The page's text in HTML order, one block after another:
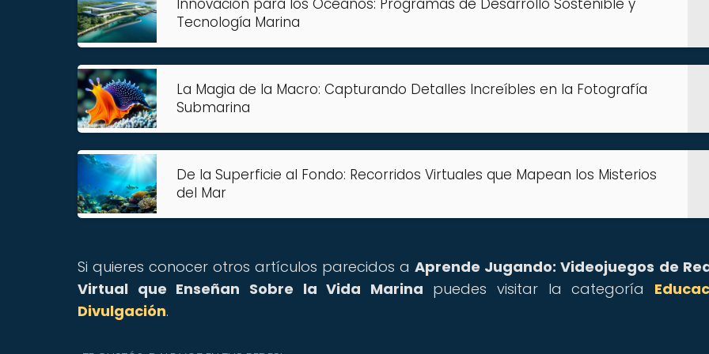
Innovación para los Océanos: Programas de Desarrollo Sostenible y
Tecnología Marina
La Magia de la Macro: Capturando Detalles Increíbles en la Fotografía
Submarina
De la Superficie al Fondo: Recorridos Virtuales que Mapean los Misterios
del Mar
Si quieres conocer otros artículos parecidos aAprende Jugando: Videojuegos de
Virtual que Enseñan Sobre la Vida Marina puedes visitar la categoría
Divulgación.